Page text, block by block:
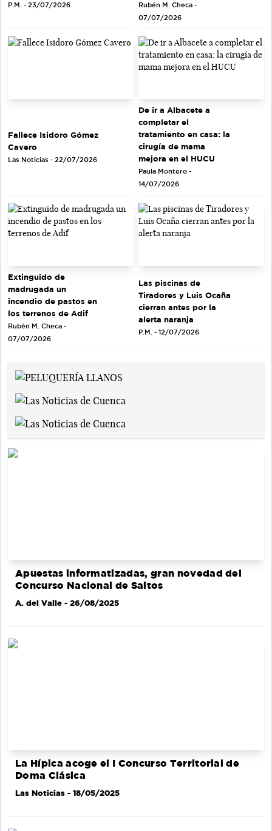
P.M. - 23/07/2026
Rubén M. Checa -
07/07/2026
Fallece Isidoro Gómez
Cavero
Las Noticias - 22/07/2026
De ir a Albacete a
completar el
tratamiento en casa: la
cirugía de mama
mejora en el HUCU
Paula Montero -
14/07/2026
Extinguido de
madrugada un
incendio de pastos en
los terrenos de Adif
Rubén M. Checa -
07/07/2026
Las piscinas de
Tiradores y Luis Ocaña
cierran antes por la
alerta naranja
P.M. - 12/07/2026
Apuestas informatizadas, gran novedad del
Concurso Nacional de Saltos
A. del Valle - 26/08/2025
La Hípica acoge el I Concurso Territorial de
Doma Clásica
Las Noticias - 18/05/2025